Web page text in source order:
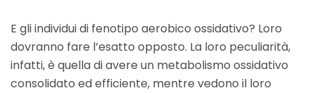
E gli individui di fenotipo aerobico ossidativo? Loro
dovranno fare l’esatto opposto. La loro peculiarità,
infatti, è quella di avere un metabolismo ossidativo
consolidato ed efficiente, mentre vedono il loro